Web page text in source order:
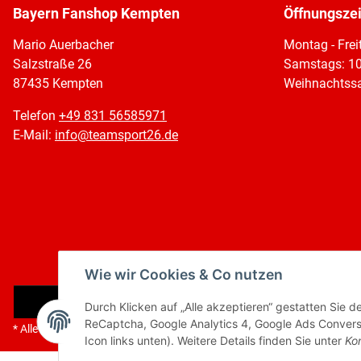
Wie wir Cookies & Co nutzen
Durch Klicken auf „Alle akzeptieren“ gestatten Sie
ReCaptcha, Google Analytics 4, Google Ads
Icon links unten). Weitere Details finden Sie unter
Bayern Fanshop Kempten
Mario Auerbacher
Salzstraße 26
87435 Kempten
Telefon +49 831 56585971
E-Mail: info@teamsport26.de
Montag -
Samstags:
Vertrag widerrufen
* Alle Preise inkl. gesetzlicher USt., zzgl.Versand